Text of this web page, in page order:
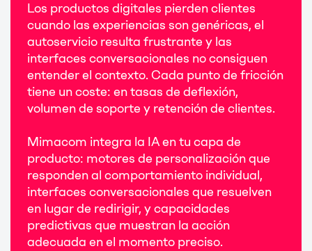
Los productos digitales pierden clientes
cuando las experiencias son genéricas, el
autoservicio resulta frustrante y las
interfaces conversacionales no consiguen
entender el contexto. Cada punto de fricción
tiene un coste: en tasas de deflexión,
volumen de soporte y retención de clientes.
Mimacom integra la IA en tu capa de
producto: motores de personalización que
responden al comportamiento individual,
interfaces conversacionales que resuelven
en lugar de redirigir, y capacidades
predictivas que muestran la acción
adecuada en el momento preciso.